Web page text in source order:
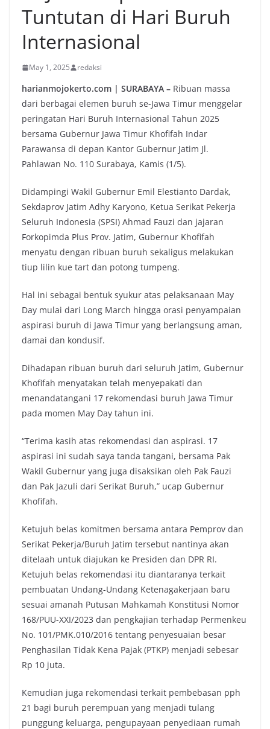
Tuntutan di Hari Buruh
Internasional
May 1, 2025 redaksi
harianmojokerto.com | SURABAYA – Ribuan massa
dari berbagai elemen buruh se-Jawa Timur menggelar
peringatan Hari Buruh Internasional Tahun 2025
bersama Gubernur Jawa Timur Khofifah Indar
Parawansa di depan Kantor Gubernur Jatim Jl.
Pahlawan No. 110 Surabaya, Kamis (1/5).
Didampingi Wakil Gubernur Emil Elestianto Dardak,
Sekdaprov Jatim Adhy Karyono, Ketua Serikat Pekerja
Seluruh Indonesia (SPSI) Ahmad Fauzi dan jajaran
Forkopimda Plus Prov. Jatim, Gubernur Khofifah
menyatu dengan ribuan buruh sekaligus melakukan
tiup lilin kue tart dan potong tumpeng.
Hal ini sebagai bentuk syukur atas pelaksanaan May
Day mulai dari Long March hingga orasi penyampaian
aspirasi buruh di Jawa Timur yang berlangsung aman,
damai dan kondusif.
Dihadapan ribuan buruh dari seluruh Jatim, Gubernur
Khofifah menyatakan telah menyepakati dan
menandatangani 17 rekomendasi buruh Jawa Timur
pada momen May Day tahun ini.
“Terima kasih atas rekomendasi dan aspirasi. 17
aspirasi ini sudah saya tanda tangani, bersama Pak
Wakil Gubernur yang juga disaksikan oleh Pak Fauzi
dan Pak Jazuli dari Serikat Buruh,” ucap Gubernur
Khofifah.
Ketujuh belas komitmen bersama antara Pemprov dan
Serikat Pekerja/Buruh Jatim tersebut nantinya akan
ditelaah untuk diajukan ke Presiden dan DPR RI.
Ketujuh belas rekomendasi itu diantaranya terkait
pembuatan Undang-Undang Ketenagakerjaan baru
sesuai amanah Putusan Mahkamah Konstitusi Nomor
168/PUU-XXI/2023 dan pengkajian terhadap Permenkeu
No. 101/PMK.010/2016 tentang penyesuaian besar
Penghasilan Tidak Kena Pajak (PTKP) menjadi sebesar
Rp 10 juta.
Kemudian juga rekomendasi terkait pembebasan pph
21 bagi buruh perempuan yang menjadi tulang
punggung keluarga, pengupayaan penyediaan rumah